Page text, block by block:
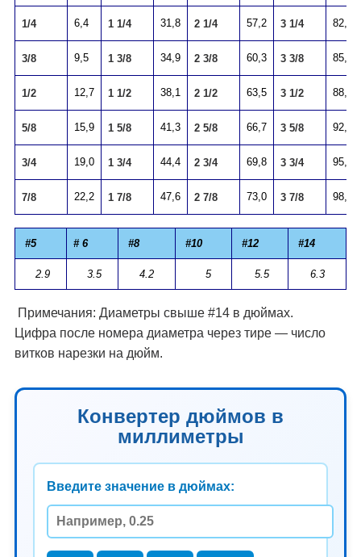
1/4 6,4 1 1/4 31,8 2 1/4 57,2 3 1/4 82,6
3/8 9,5 1 3/8 34,9 2 3/8 60,3 3 3/8 85,7
1/2 12,7 1 1/2 38,1 2 1/2 63,5 3 1/2 88,9
5/8 15,9 1 5/8 41,3 2 5/8 66,7 3 5/8 92,1
3/4 19,0 1 3/4 44,4 2 3/4 69,8 3 3/4 95,2
7/8 22,2 1 7/8 47,6 2 7/8 73,0 3 7/8 98,4
#5 # 6 #8 #10 #12 #14
2.9 3.5 4.2 5 5.5 6.3
Примечания: Диаметры свыше #14 в дюймах.
Цифра после номера диаметра через тире — число
витков нарезки на дюйм.
Конвертер дюймов в
миллиметры
Введите значение в дюймах: